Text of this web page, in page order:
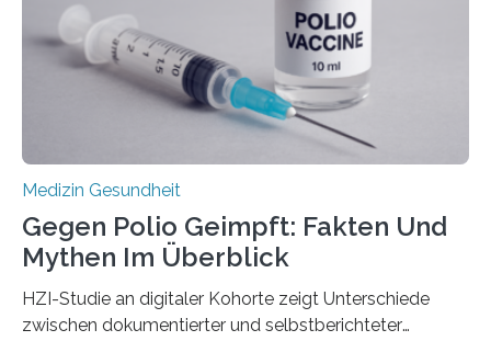
Universitätsklinikum Tübingen haben eine solche
Schwachstelle im Erbgut einer Untergruppe des
Medulloblastoms gefunden. Die Wilhelm Sander-
Stiftung unterstützte das Projekt…
Medizin Gesundheit
Gegen Polio Geimpft: Fakten Und
Mythen Im Überblick
HZI-Studie an digitaler Kohorte zeigt Unterschiede
zwischen dokumentierter und selbstberichteter